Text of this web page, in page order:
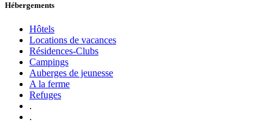
Hébergements
Hôtels
Locations de vacances
Résidences-Clubs
Campings
Auberges de jeunesse
A la ferme
Refuges
.
.